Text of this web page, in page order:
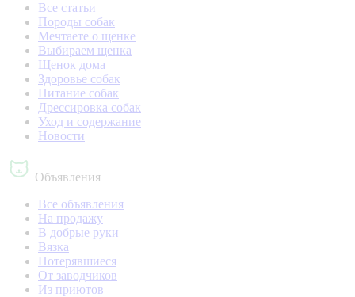
Все статьи
Породы собак
Мечтаете о щенке
Выбираем щенка
Щенок дома
Здоровье собак
Питание собак
Дрессировка собак
Уход и содержание
Новости
Объявления
Все объявления
На продажу
В добрые руки
Вязка
Потерявшиеся
От заводчиков
Из приютов